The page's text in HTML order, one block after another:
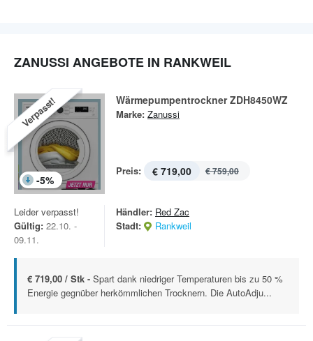
ZANUSSI ANGEBOTE IN RANKWEIL
Verpasst!
-5%
Wärmepumpentrockner ZDH8450WZ
Marke: Zanussi
Preis: € 719,00 € 759,00
Leider verpasst!
Gültig: 22.10. -
09.11.
Händler: Red Zac
Stadt:
Rankweil
€ 719,00 / Stk - Spart dank niedriger Temperaturen bis zu 50 %
Energie gegnüber herkömmlichen Trocknern. Die AutoAdju...